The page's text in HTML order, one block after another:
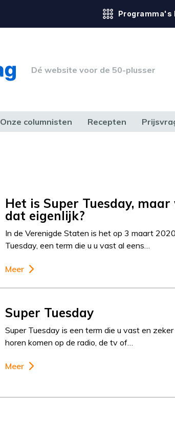
Programma's
Dé website voor de 50-plusser
Onze columnisten Recepten
Het is Super Tuesday,
dat eigenlijk?
In de Verenigde Staten is het op 3 maart
Tuesday, een term die u u vast al eens…
Meer
Super Tuesday
Super Tuesday is een term die u vast en
horen komen op de radio, de tv of…
Meer